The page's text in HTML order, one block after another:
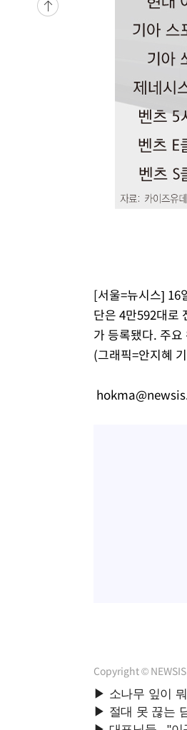
-15308초 전 >
선재도서 해루질 나섰
남자 농구, 나고야 아시
여수 오동도 해상서 모
극한폭염 한풀 꺾이지
축구협회 "압수수색·성
[속보]'압수수색·성접대
'최고 37도' 폭염 지속…강
[속보]뉴욕증시 상승 마감
[서울=뉴시스] 16
단은 4만592대로
가 등록됐다. 주
(그래픽=안지혜
Copyright ©